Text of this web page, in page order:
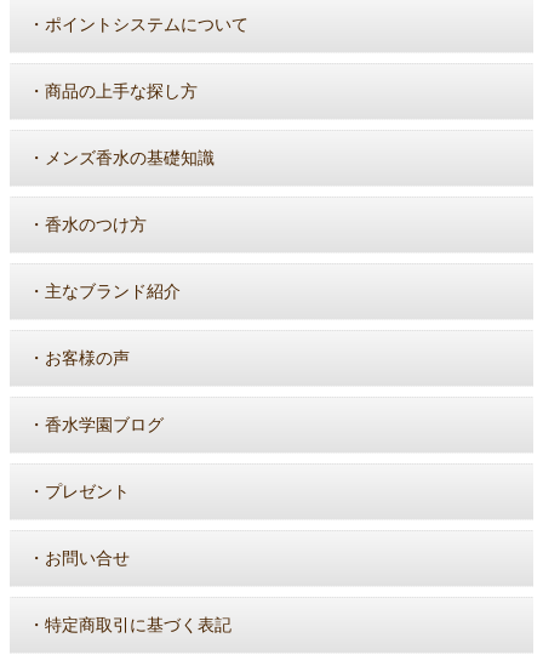
・ ポイントシステムについて
・ 商品の上手な探し方
・ メンズ香水の基礎知識
・ 香水のつけ方
・ 主なブランド紹介
・ お客様の声
・ 香水学園ブログ
・ プレゼント
・ お問い合せ
・ 特定商取引に基づく表記